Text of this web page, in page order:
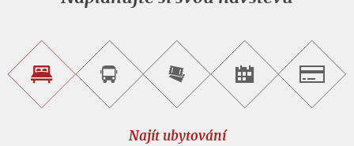
Najít
ubytování
Objednat
okružní
Zakoupit
vstupenky
on-
Najít
pořad/akci
Najít ubytování